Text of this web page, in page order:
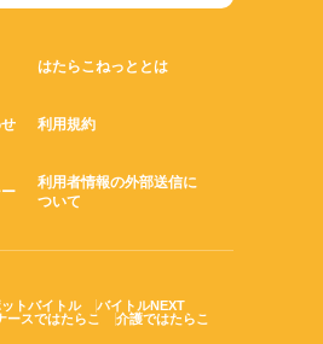
はたらこねっととは
利用規約
利用者情報の外部送信に
ついて
トバイトル
バイトルNEXT
ースではたらこ 介護ではたらこ